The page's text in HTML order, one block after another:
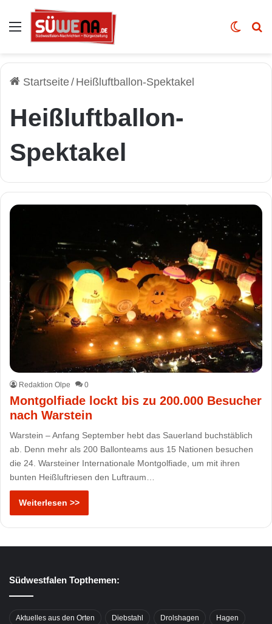
Auswahl Skin
Startseite/ Heißluftballon-Spektakel
Heißluftballon-
Spektakel
Redaktion Olpe 0
Montgolfiade lockt bis zu 200.000 Besucher
nach Warstein
Warstein – Anfang September hebt das Sauerland buchstäblich
ab. Denn mehr als 200 Ballonteams aus 15 Nationen besuchen
die 24. Warsteiner Internationale Montgolfiade, um mit ihren
bunten Heißluftriesen den Luftraum…
Weiterlesen >>
Südwestfalen Topthemen:
Aktuelles aus den Orten Diebstahl Drolshagen Hagen